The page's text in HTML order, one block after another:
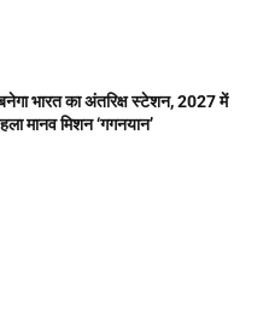
भारत का अंतरिक्ष स्टेशन, 2027 में
मानव मिशन ‘गगनयान’